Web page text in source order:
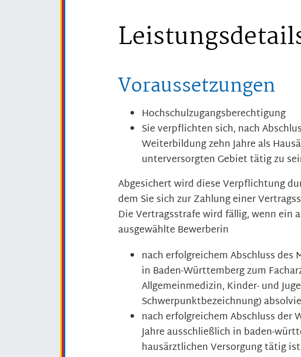
Voraussetzungen
Hochschulzugangsberechtigung
Sie verpflichten sich, nach
Weiterbildung zehn Jahre als
unterversorgten Gebiet tätig zu
Abgesichert wird diese Verpflichtung
dem Sie sich zur Zahlung einer
Die Vertragsstrafe wird fällig, wenn ein
ausgewählte Bewerberin
nach erfolgreichem Abschluss
in Baden-Württemberg zum
Allgemeinmedizin, Kinder- und
Schwerpunktbezeichnung)
nach erfolgreichem Abschluss
Jahre ausschließlich in baden-
hausärztlichen Versorgung tätig